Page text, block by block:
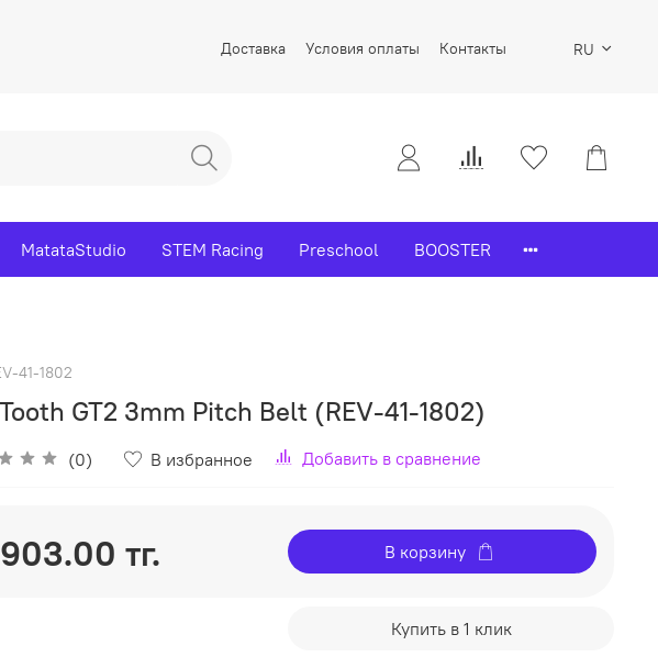
Доставка Условия оплаты Контакты RU
MatataStudio STEM Racing Preschool BOOSTER
41-1802
GT2 3mm Pitch Belt (REV-41-1802)
(0) В избранное Добавить в сравнение
тг. В корзину
Купить в 1 клик